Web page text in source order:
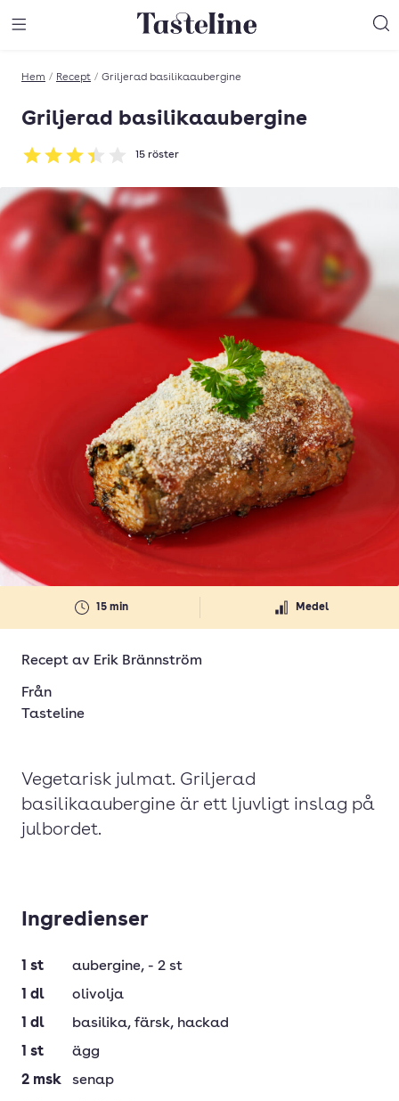
Till Tastelines startsida
Hem / Recept / Griljerad basilikaaubergine
Griljerad basilikaaubergine
Betyg: 3.4 av 5
15 röster
15 min Medel
Recept av Erik Brännström
Från
Tasteline
Vegetarisk julmat. Griljerad
basilikaaubergine är ett ljuvligt inslag på
julbordet.
Ingredienser
1 st aubergine, - 2 st
1 dl
olivolja
1 dl basilika, färsk, hackad
1 st
ägg
2 msk
senap